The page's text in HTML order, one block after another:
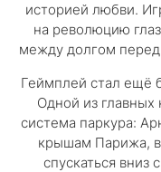
историей любви.
на революцию
между долгом
Геймплей стал ещё
Одной из главных
система паркура:
крышам Парижа,
спускаться вниз